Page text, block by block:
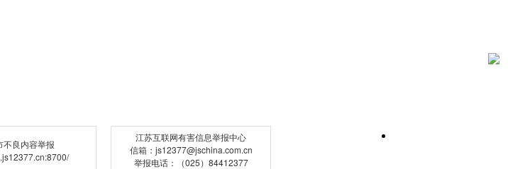
不良内容举报
江苏互联网有害信息举报中心
信箱：js12377@jschina.com.cn
举报电话：（025）84412377